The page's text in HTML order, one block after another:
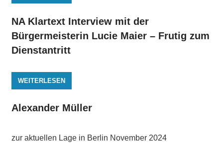
NA Klartext Interview mit der
Bürgermeisterin Lucie Maier – Frutig zum
Dienstantritt
WEITERLESEN
Alexander Müller
zur aktuellen Lage in Berlin November 2024